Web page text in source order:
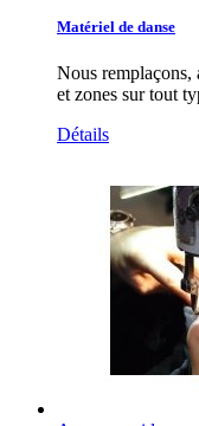
Matériel de danse
Nous remplaçons,
et zones sur tout
Détails